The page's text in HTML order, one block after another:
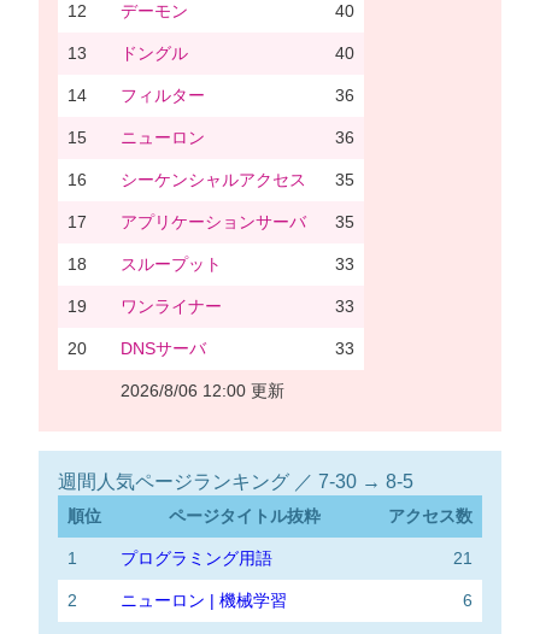
12 デーモン 40
13 ドングル 40
14 フィルター 36
15 ニューロン 36
16 シーケンシャルアクセス 35
17 アプリケーションサーバ 35
18 スループット 33
19 ワンライナー 33
20 DNSサーバ 33
2026/8/06 12:00 更新
週間人気ページランキング ／ 7-30 → 8-5
順位 ページタイトル抜粋 アクセス数
1 プログラミング用語 21
2 ニューロン | 機械学習 6